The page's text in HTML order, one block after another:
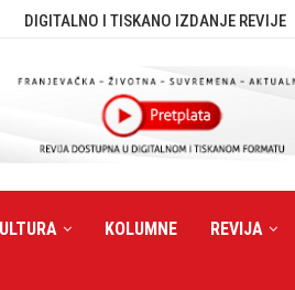
DIGITALNO I TISKANO IZDANJE REVIJE
KOLUMNE REVIJA